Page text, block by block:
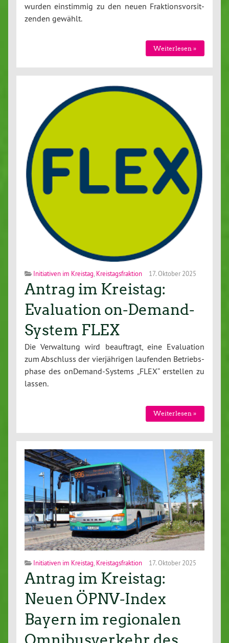
wurden ein­stim­mig zu den neuen Frak­ti­ons­vor­sit­
zen­den gewählt.
Wei­ter­le­sen »
Initiativen im Kreistag, Kreistagsfraktion 17. Oktober 2025
Antrag im Kreistag:
Evaluation on-Demand-
System FLEX
Die Ver­wal­tung wird be­auf­tragt, eine Eva­lua­ti­on
zum Abschluss der vier­jäh­ri­gen laufenden Be­triebs­
pha­se des on­De­mand-Sys­tems „FLEX“ erstellen zu
lassen.
Wei­ter­le­sen »
Initiativen im Kreistag Kreistagsfraktion 17. Oktober 2025
Antrag im Kreistag:
Neuen ÖPNV-Index
Bayern im regionalen